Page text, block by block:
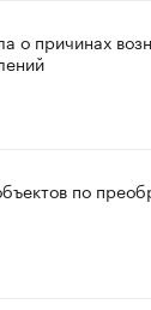
о причинах
по